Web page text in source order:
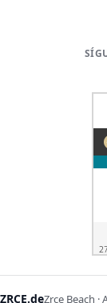
ZRCE.deZrce Beach ·